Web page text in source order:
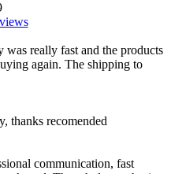
really fast and the products
again. The shipping to
thanks recomended
communication, fast